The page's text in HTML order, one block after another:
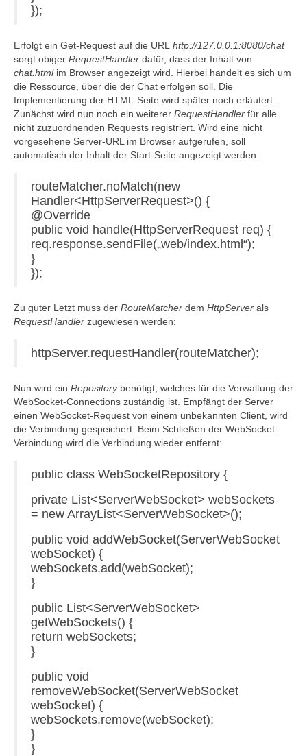
});
Erfolgt ein Get-Request auf die URL http://127.0.0.1:8080/chat
sorgt obiger RequestHandler dafür, dass der Inhalt von
chat.htmlim Browser angezeigt wird. Hierbei handelt es sich um
die Ressource, über die der Chat erfolgen soll. Die
Implementierung der HTML-Seite wird später noch erläutert.
Zunächst wird nun noch ein weiterer RequestHandler für alle
nicht zuzuordnenden Requests registriert. Wird eine nicht
vorgesehene Server-URL im Browser aufgerufen, soll
automatisch der Inhalt der Start-Seite angezeigt werden:
routeMatcher.noMatch(new
Handler<HttpServerRequest>() {
@Override
public void handle(HttpServerRequest req) {
req.response.sendFile(„web/index.html“);
}
});
Zu guter Letzt muss der RouteMatcher dem HttpServer als
RequestHandler zugewiesen werden:
httpServer.requestHandler(routeMatcher);
Nun wird ein Repositorybenötigt, welches für die Verwaltung der
WebSocket-Connections zuständig ist. Empfängt der Server
einen WebSocket-Request von einem unbekannten Client, wird
die Verbindung gespeichert. Beim Schließen der WebSocket-
Verbindung wird die Verbindung wieder entfernt:
public class WebSocketRepository {
private List<ServerWebSocket> webSockets
= new ArrayList<ServerWebSocket>();
public void addWebSocket(ServerWebSocket
webSocket) {
webSockets.add(webSocket);
}
public List<ServerWebSocket>
getWebSockets() {
return webSockets;
}
public void
removeWebSocket(ServerWebSocket
webSocket) {
webSockets.remove(webSocket);
}
}